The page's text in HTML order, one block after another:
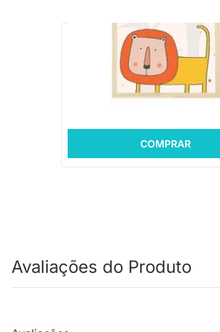
PRONTA ENTREGA
Quadro Animais Floresta - Leão
R$ 112,88
COMPRAR
Avaliações do Produto